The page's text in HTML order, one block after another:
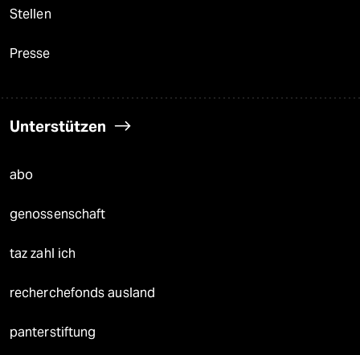
Stellen
Presse
Unterstützen
abo
genossenschaft
taz zahl ich
recherchefonds ausland
panterstiftung